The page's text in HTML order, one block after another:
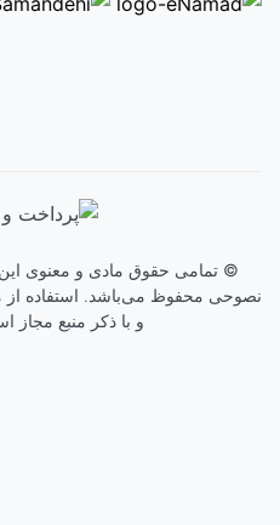
© تمامی حقوق مادی و معنوی
نصوحی محفوظ می‌باشد. استفاده
و با ذکر منبع مجاز است.